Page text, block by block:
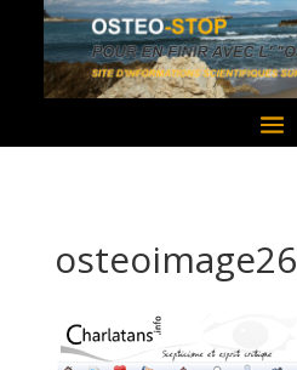
osteoimage26